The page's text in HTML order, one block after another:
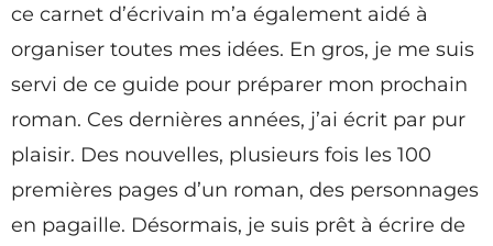
ce carnet d’écrivain m’a également aidé à
organiser toutes mes idées. En gros, je me suis
servi de ce guide pour préparer mon prochain
roman. Ces dernières années, j’ai écrit par pur
plaisir. Des nouvelles, plusieurs fois les 100
premières pages d’un roman, des personnages
en pagaille. Désormais, je suis prêt à écrire de